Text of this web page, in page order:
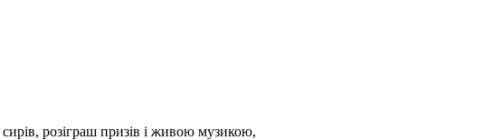
розіграш призів і живою музикою,